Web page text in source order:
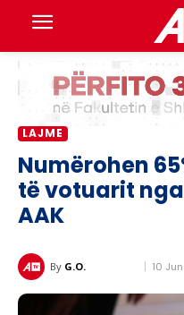
LAJME
Numërohen
të votuarit nga
AAK
By G.O. 10